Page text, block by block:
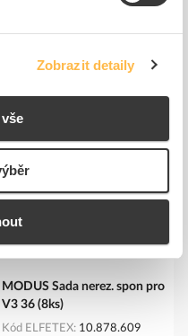
Zobrazit detaily
MODUS Sada nerez. spon pro
V3 36 (8ks)
Kód ELFETEX 10.878.609